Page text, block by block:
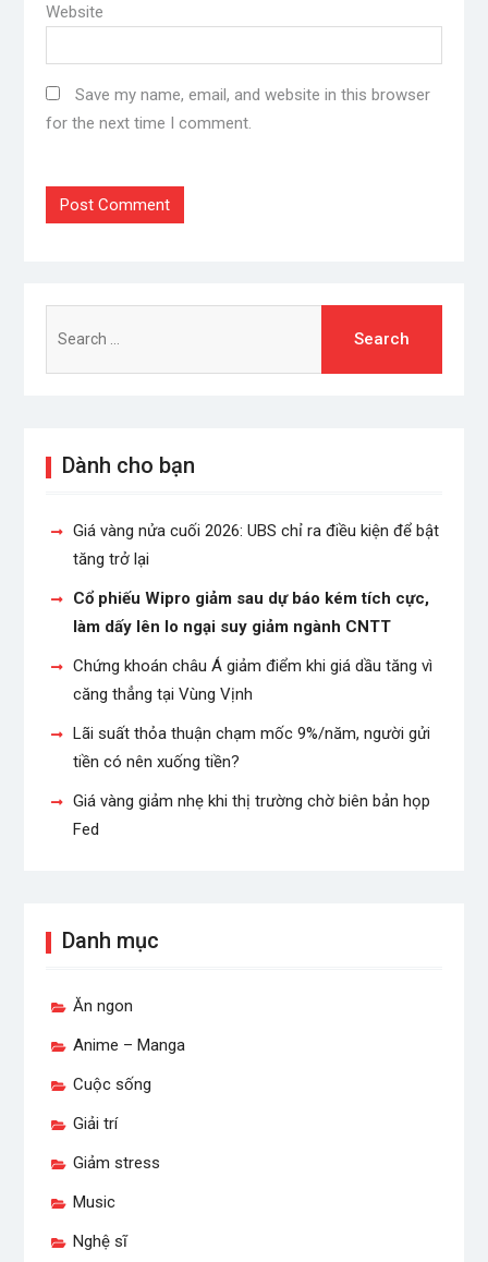
Website
Save my name, email, and website in this browser
for the next time I comment.
for:
Dành cho bạn
Giá vàng nửa cuối 2026: UBS chỉ ra điều kiện để bật
tăng trở lại
Cổ phiếu Wipro giảm sau dự báo kém tích cực,
làm dấy lên lo ngại suy giảm ngành CNTT
Chứng khoán châu Á giảm điểm khi giá dầu tăng vì
căng thẳng tại Vùng Vịnh
Lãi suất thỏa thuận chạm mốc 9%/năm, người gửi
tiền có nên xuống tiền?
Giá vàng giảm nhẹ khi thị trường chờ biên bản họp
Fed
Danh mục
Ăn ngon
Anime – Manga
Cuộc sống
Giải trí
Giảm stress
Music
Nghệ sĩ